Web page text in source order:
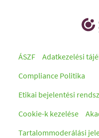
ÁSZF Adatkezelési
Compliance Politika
Etikai bejelentési
Cookie-k kezelése
Tartalommoderálási